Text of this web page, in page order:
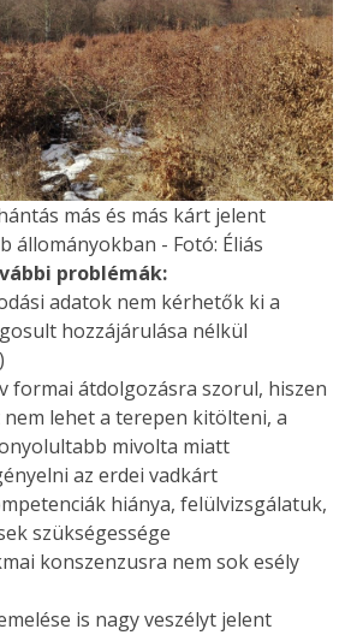
más és más kárt jelent
állományokban - Fotó: Éliás
problémák:
adatok nem kérhetők ki a
hozzájárulása nélkül
formai átdolgozásra szorul, hiszen
lehet a terepen kitölteni, a
mivolta miatt
az erdei vadkárt
hiánya, felülvizsgálatuk,
szükségessége
konszenzusra nem sok esély
is nagy veszélyt jelent